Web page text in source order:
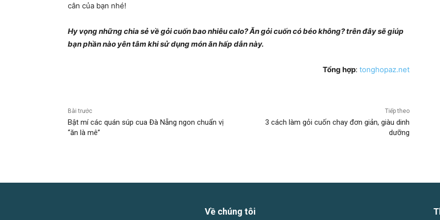
cân của bạn nhé!
Hy vọng những chia sẻ về gỏi cuốn bao nhiêu calo? Ăn gỏi cuốn có béo không? trên đây sẽ giúp
bạn phần nào yên tâm khi sử dụng món ăn hấp dẫn này.
Tổng hợp: tonghopaz.net
Bài trước
Bật mí các quán súp cua Đà Nẵng ngon chuẩn vị
“ăn là mê”
Tiếp theo
3 cách làm gỏi cuốn chay đơn giản, giàu dinh
dưỡng
Về chúng tôi